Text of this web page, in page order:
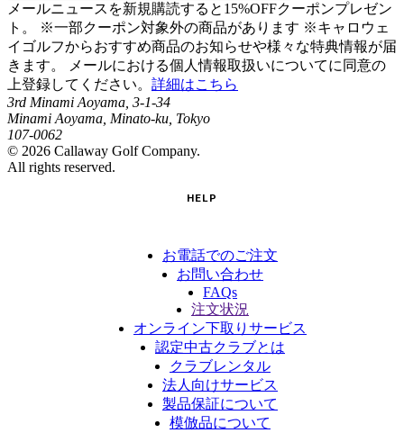
メールニュースを新規購読すると15%OFFクーポンプレゼン
ト。 ※一部クーポン対象外の商品があります ※キャロウェ
イゴルフからおすすめ商品のお知らせや様々な特典情報が届
きます。 メールにおける個人情報取扱いについてに同意の
上登録してください。 詳細はこちら
3rd Minami Aoyama, 3-1-34
Minami Aoyama, Minato-ku, Tokyo
107-0062
© 2026 Callaway Golf Company.
All rights reserved.
HELP
お電話でのご注文
お問い合わせ
FAQs
注文状況
オンライン下取りサービス
認定中古クラブとは
クラブレンタル
法人向けサービス
製品保証について
模倣品について